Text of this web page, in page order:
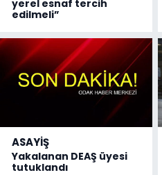
yerel esnaf tercih
edilmeli”
ASAYİŞ
Yakalanan DEAŞ üyesi
tutuklandı